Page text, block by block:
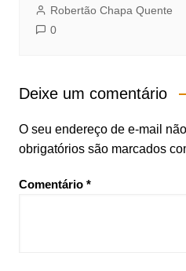
Robertão Chapa Quente
0
Deixe um comentário
O seu endereço de e-mail
obrigatórios são marcados
Comentário *